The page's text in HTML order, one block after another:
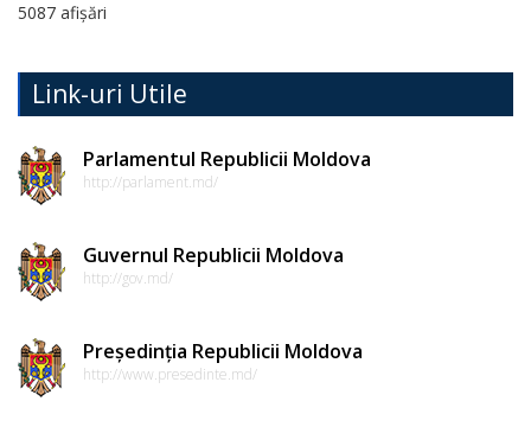
raionali
Comisiile
consultative
specialitate
consiliului
raional
5087 afișări
Link-uri Utile
Parlamentul Republicii Moldova
http://parlament.md/
Guvernul Republicii Moldova
http://gov.md/
Președinția Republicii Moldova
http://www.presedinte.md/